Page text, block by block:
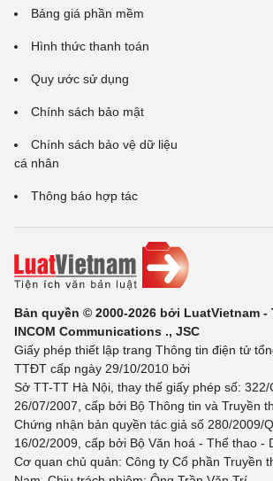
Bảng giá phần mềm
Hình thức thanh toán
Quy ước sử dụng
Chính sách bảo mật
Chính sách bảo vệ dữ liệu
cá nhân
Thông báo hợp tác
Bản quyền © 2000-2026 bởi LuatVietnam -
INCOM Communications ., JSC
Giấy phép thiết lập trang Thông tin điện tử
TTĐT cấp ngày 29/10/2010 bởi
Sở TT-TT Hà Nội, thay thế giấy phép số: 322/
26/07/2007, cấp bởi Bộ Thông tin và Truyền
Chứng nhận bản quyền tác giả số 280/2009/
16/02/2009, cấp bởi Bộ Văn hoá - Thể thao -
Cơ quan chủ quản: Công ty Cổ phần Truyền